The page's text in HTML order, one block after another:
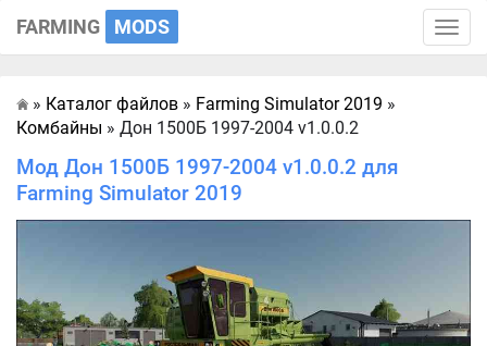
Toggle
FARMING MODS
Главная
» Каталог файлов » Farming Simulator 2019 »
Комбайны » Дон 1500Б 1997-2004 v1.0.0.2
Мод Дон 1500Б 1997-2004 v1.0.0.2 для
Farming Simulator 2019